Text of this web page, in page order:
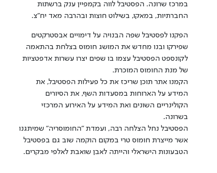
במרכז שרונה. הפסטיבל לווה בקמפיין ענק ברשתות
החברתיות, במאקו, בשילוט חוצות ובהרבה מאד יח"צ.
הפקנו לפסטיבל שפה הבנויה על דימויים אבסטרקטים
שפירקו ובנו מחדש את המושג חומוס בצלחת בהתאמה
לקונספט הפסטיבל עצמו בו שפים יצרו עשרות אדפטציות
של מנת החומוס המוכרת.
הקמנו אתר תוכן שריכז את כל פעילות הפסטיבל, את
המידע על הארוחות במסעדות השף, את הסיורים
הקולינריים השונים ואת המידע על האירוע המרכזי
בשרונה.
הפסטיבל נחל הצלחה רבה, ועמדת ״החומוסריה״ שמיתגנו
אשר מייצרת חומוס טרי במקום הוקמה שוב גם בפסטיבל
הטבעונות הישראלי והייתה לאבן שואבת לאלפי מבקרים.